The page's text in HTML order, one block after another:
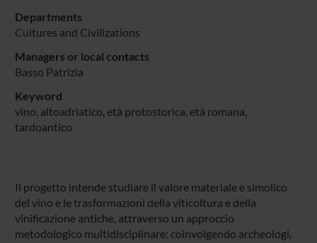
Departments
Cultures and Civilizations
Managers or local contacts
Basso Patrizia
Keyword
vino, altoadriatico, età protostorica, età romana,
tardoantico
Il progetto intende studiare il valore materiale e simolico
del vino e le trasformazioni della viticoltura e della
vinificazione antiche, attraverso un approccio
metodologico multidisciplinare: coinvolgendo archeologi,